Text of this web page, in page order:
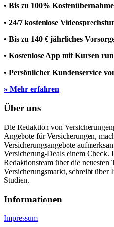
• Bis zu 100% Kostenübernahme
• 24/7 kostenlose
• Bis zu 140 € jährliches
• Kostenlose App mit Kursen
• Persönlicher Kundenservice
» Mehr erfahren
Über uns
Die Redaktion von
Angebote für Versicherungen,
Versicherungsangebote
Versicherung-Deals einem Check.
Redaktionsteam über die neuesten
Versicherungsmarkt, schreibt über
Studien.
Informa­tionen
Impressum